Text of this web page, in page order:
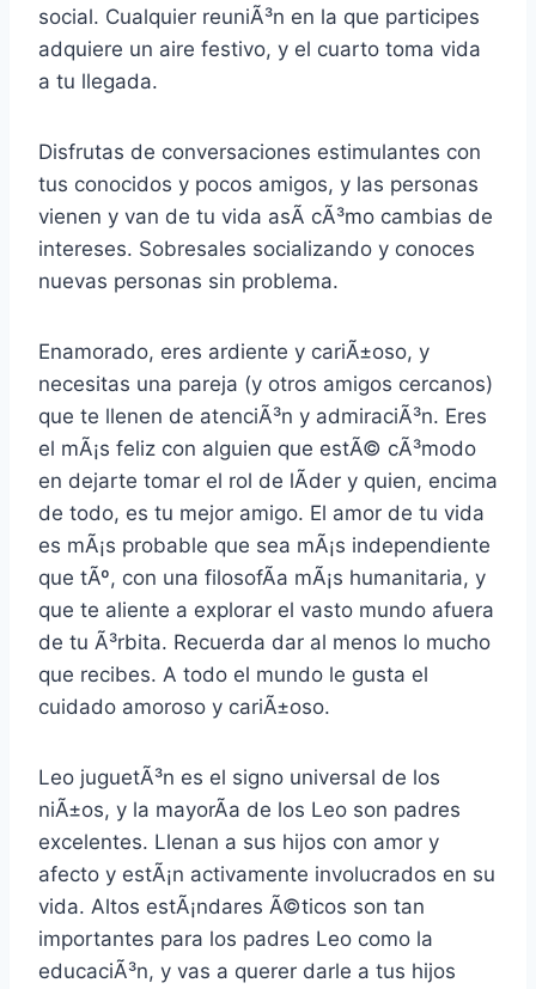
social. Cualquier reuniÃ³n en la que participes
adquiere un aire festivo, y el cuarto toma vida
a tu llegada.
Disfrutas de conversaciones estimulantes con
tus conocidos y pocos amigos, y las personas
vienen y van de tu vida asÃ­ cÃ³mo cambias de
intereses. Sobresales socializando y conoces
nuevas personas sin problema.
Enamorado, eres ardiente y cariÃ±oso, y
necesitas una pareja (y otros amigos cercanos)
que te llenen de atenciÃ³n y admiraciÃ³n. Eres
el mÃ¡s feliz con alguien que estÃ© cÃ³modo
en dejarte tomar el rol de lÃ­der y quien, encima
de todo, es tu mejor amigo. El amor de tu vida
es mÃ¡s probable que sea mÃ¡s independiente
que tÃº, con una filosofÃ­a mÃ¡s humanitaria, y
que te aliente a explorar el vasto mundo afuera
de tu Ã³rbita. Recuerda dar al menos lo mucho
que recibes. A todo el mundo le gusta el
cuidado amoroso y cariÃ±oso.
Leo juguetÃ³n es el signo universal de los
niÃ±os, y la mayorÃ­a de los Leo son padres
excelentes. Llenan a sus hijos con amor y
afecto y estÃ¡n activamente involucrados en su
vida. Altos estÃ¡ndares Ã©ticos son tan
importantes para los padres Leo como la
educaciÃ³n, y vas a querer darle a tus hijos